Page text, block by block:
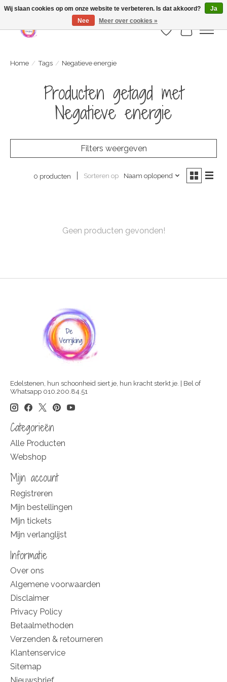
Webshop is geopend maar nog onder constructie | let op: Verzenden vanaf 29
juli
Verlanglijst
Home / Tags / Negatieve energie
Producten getagd met
Negatieve energie
Filters weergeven
0 producten Sorteren op Naam oplopend
Geen producten gevonden!
Edelstenen, hun schoonheid siert je, hun kracht sterkt je. | Bel of
Whatsapp 010.200.84.51
Categorieën
Alle Producten
Webshop
Mijn account
Registreren
Mijn bestellingen
Mijn tickets
Mijn verlanglijst
Informatie
Over ons
Algemene voorwaarden
Disclaimer
Privacy Policy
Betaalmethoden
Verzenden & retourneren
Klantenservice
Sitemap
Wij slaan cookies op om onze website te verbeteren. Is dat akkoord?
Ja
Nee
Meer over cookies »